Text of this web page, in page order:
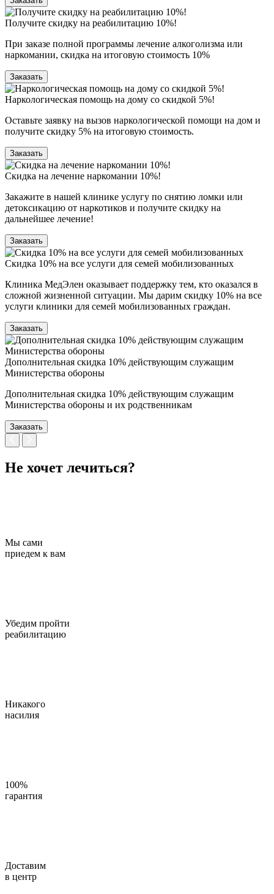
Получите скидку на реабилитацию 10%!
При заказе полной программы лечение алкоголизма или
наркомании, скидка на итоговую стоимость 10%
Заказать
Наркологическая помощь на дому со скидкой 5%!
Оставьте заявку на вызов наркологической помощи на дом и
получите скидку 5% на итоговую стоимость.
Заказать
Скидка на лечение наркомании 10%!
Закажите в нашей клинике услугу по снятию ломки или
детоксикацию от наркотиков и получите скидку на
дальнейшее лечение!
Заказать
Скидка 10% на все услуги для семей мобилизованных
Клиника МедЭлен оказывает поддержку тем, кто оказался в
сложной жизненной ситуации. Мы дарим скидку 10% на все
услуги клиники для семей мобилизованных граждан.
Заказать
Дополнительная скидка 10% действующим служащим
Министерства обороны
Дополнительная скидка 10% действующим служащим
Министерства обороны и их родственникам
Заказать
Не хочет лечиться?
Мы сами
приедем к вам
Убедим пройти
реабилитацию
Никакого
насилия
100%
гарантия
Доставим
в центр